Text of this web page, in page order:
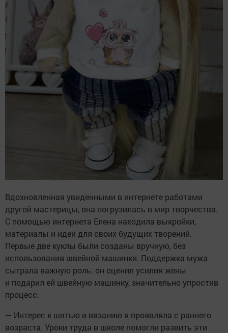
Вдохновленная увиденными в интернете работами
другой мастерицы, она погрузилась в мир творчества.
С помощью интернета Елена находила выкройки,
материалы и идеи для своих будущих творений.
Первые две куклы были созданы вручную, без
использования швейной машинки. Поддержка мужа
сыграла важную роль: он оценил усилия жены
и подарил ей швейную машинку, значительно упростив
процесс.
— Интерес к шитью и вязанию я проявляла с раннего
возраста. Уроки труда в школе помогли развить эти